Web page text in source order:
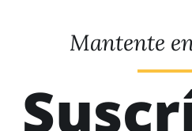
Mantente